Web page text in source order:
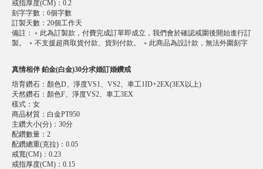
戒指厚度(CM) ： 0.2
刻字字數 ： 6個字數
訂製天數 ： 20個工作天
備註 ： ﹡此為訂製款，付費完成訂單即成立，我們會於確認戒圍後開始進行訂
製。 ﹡不支援超商取貨付款、貨到付款。 ﹡此商品為設計款，無法外圍刻字
真情相伴 鉑金(白金)30分求婚訂婚鑽戒
培育鑽石 ： 顏色D、淨度VS1、VS2、車工1ID+2EX(3EX以上)
天然鑽石 ： 顏色F、淨度VS2、車工3EX
樣式 ： 女
商品材質 ： 白金PT950
主鑽大小(分) ： 30分
配鑽數量 ： 2
配鑽總重(克拉) ： 0.05
戒寬(CM) ： 0.23
戒指厚度(CM) ： 0.15